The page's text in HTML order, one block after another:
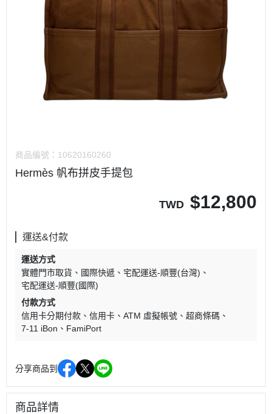
商品編號： 10620160260
Hermès 帆布拼皮手提包
TWD $12,800
運送&付款
運送方式
實體門市取貨
國際快遞
宅配運送-順豐(台灣)
宅配運送-順豐(國際)
付款方式
信用卡分期付款
信用卡 ATM 虛擬帳號
超商條碼
7-11 iBon
FamiPort
分享商品到
商品詳情